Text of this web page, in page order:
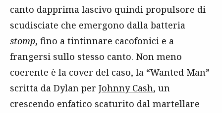
canto dapprima lascivo quindi propulsore di
scudisciate che emergono dalla batteria
stomp, fino a tintinnare cacofonici e a
frangersi sullo stesso canto. Non meno
coerente è la cover del caso, la “Wanted Man”
scritta da Dylan per Johnny Cash, un
crescendo enfatico scaturito dal martellare